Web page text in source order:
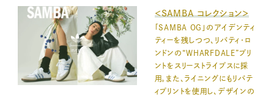
＜SAMBA コレクション＞
「SAMBA OG」のアイデンティ
ティーを残しつつ、リバティ・ロ
ンドンの“WHARFDALE”プリ
ントをスリーストライプスに採
用。また、ライニングにもリバテ
ィプリントを使用し、デザインの